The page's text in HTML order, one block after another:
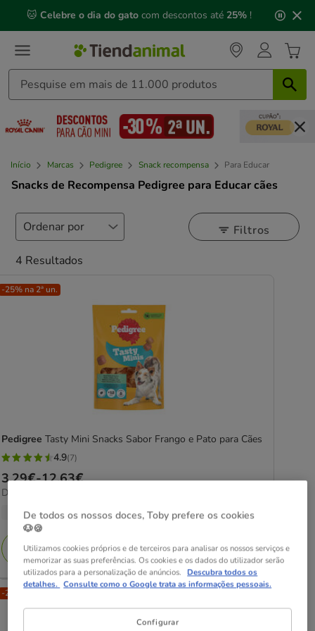
mensagem,
🐱 Celebre o dia do gato com descontos até 25% !
Início Marcas Pedigree Snack recompensa Para Educar
Snacks de Recompensa Pedigree para Educar cães
Filtros
4 Resultados
-25% na 2ª un.
Pedigree Tasty Mini Snacks Sabor Frango e Pato para Cães
4.9
estrelas
com
avaliações
4.9(7)
Preço
de
3.29€
12.63€
3.29€-12.63€
24.29€
Desde 24.29€ / kg
3 opções de peso
Adicionar
-25% na 2ª un.
De todos os nossos doces, Toby prefere os cookies
🐶🍪
Utilizamos cookies próprios e de terceiros para analisar os nossos serviços e
memorizar as suas preferências. Os cookies e os dados do utilizador serão
utilizados para a personalização de anúncios. Descubra todos os
detalhes. Consulte como o Google trata as informações pessoais.
Configurar